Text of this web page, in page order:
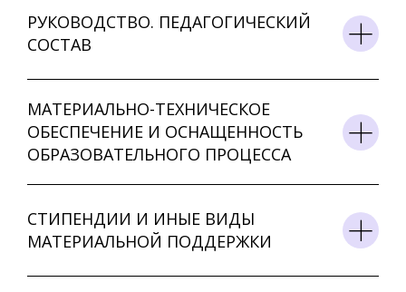
РУКОВОДСТВО. ПЕДАГОГИЧЕСКИЙ
СОСТАВ
МАТЕРИАЛЬНО-ТЕХНИЧЕСКОЕ
ОБЕСПЕЧЕНИЕ И ОСНАЩЕННОСТЬ
ОБРАЗОВАТЕЛЬНОГО ПРОЦЕССА
СТИПЕНДИИ И ИНЫЕ ВИДЫ
МАТЕРИАЛЬНОЙ ПОДДЕРЖКИ